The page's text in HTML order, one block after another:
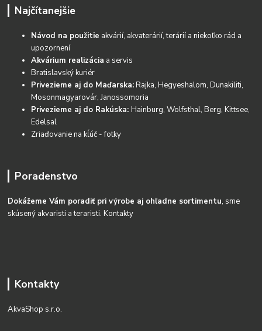
Najčítanejšie
Návod na použitie akvárií, akvaterárií, terárií a niekoľko rád a
upozornení
Akvárium realizácia a servis
Bratislavský kuriér
Privezieme aj do Maďarska:Rajka, Hegyeshalom, Dunakiliti,
Mosonmagyarovár, Janossomoria
Privezieme aj do Rakúska:Hainburg, Wolfsthal, Berg, Kittsee,
Edelsal
Zriaďovanie na kĺúč - fotky
Poradenstvo
Dokážeme Vám poradiť pri výrobe aj ohľadne sortimentu, sme
skúsený akvaristi a teraristi.Kontakty
Kontakty
AkvaShop s.r.o.